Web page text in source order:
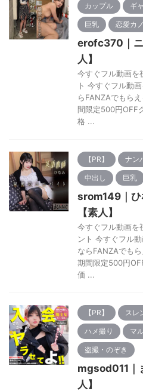
カップル ギ
巨乳 恋愛カ
erofc370｜ニ
人】
今すぐフル動画を
ト 今すぐフル動
らFANZAでもら
間限定500円OFF
格 ...
【PR】 ナン
中出し 巨乳
srom149｜ひ
【素人】
今すぐフル動画を
ント 今すぐフル
ならFANZAでも
期間限定500円
価 ...
【PR】 スレ
ハメ撮り マ
盗撮・のぞき
mgsod011｜
人】